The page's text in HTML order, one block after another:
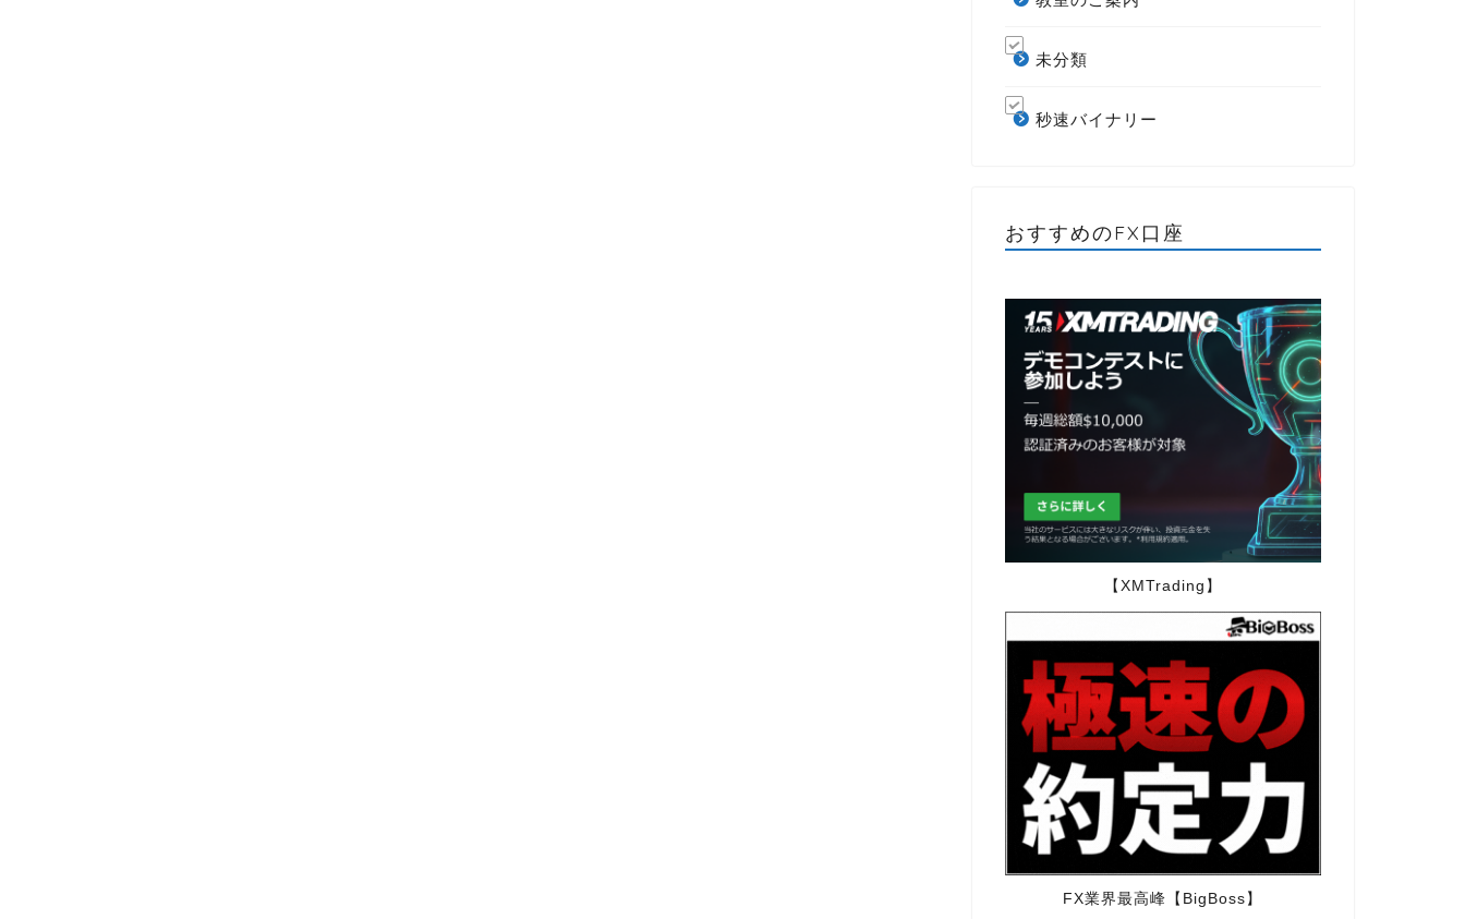
未分類
秒速バイナリー
おすすめのFX口座
【XMTrading】
FX業界最高峰【BigBoss】